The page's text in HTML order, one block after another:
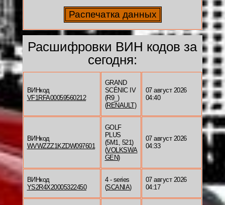
Расшифровки ВИН кодов за
сегодня:
ВИНкод
VF1RFA00059560212
GRAND
SCÉNIC IV
(R9_)
(RENAULT)
07 август 2026
04:40
ВИНкод
WVWZZZ1KZDW097601
GOLF
PLUS
(5M1, 521)
(VOLKSWA
GEN)
07 август 2026
04:33
ВИНкод
YS2R4X20005322450
4 - series
(SCANIA)
07 август 2026
04:17